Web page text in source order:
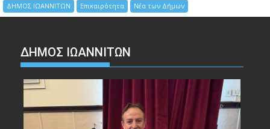
ΔΗΜΟΣ ΙΩΑΝΝΙΤΩΝ Επικαιρότητα Νέα των Δήμων
ΔΗΜΟΣ ΙΩΑΝΝΙΤΩΝ